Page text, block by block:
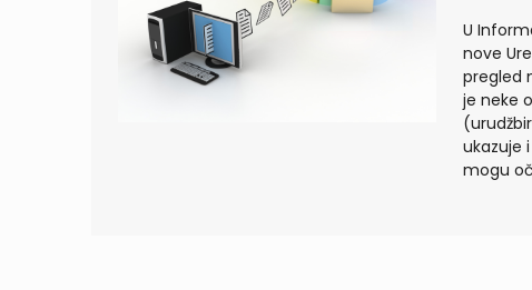
U
nove
pregled
je neke
ukazuje
mogu